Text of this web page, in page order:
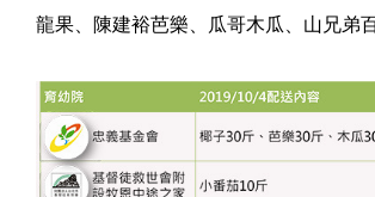
龍果、陳建裕芭樂、瓜哥木瓜、山兄弟